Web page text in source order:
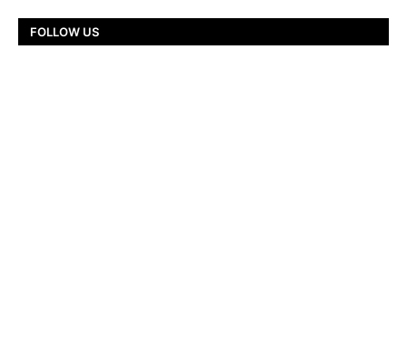
FOLLOW US